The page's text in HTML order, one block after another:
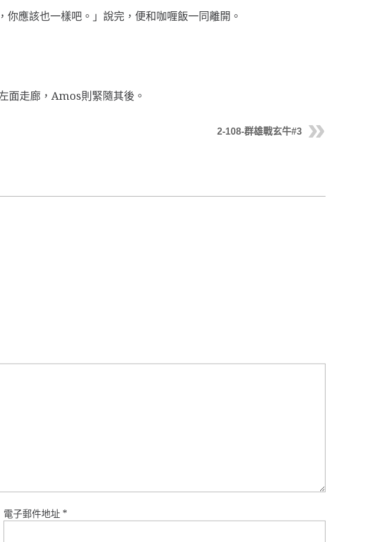
應該也一樣吧。」說完，便和咖喱飯一同離開。
面走廊，Amos則緊隨其後。
2-108-群雄戰玄牛#3
電子郵件地址 *